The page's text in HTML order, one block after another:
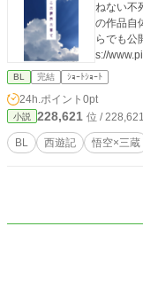
ねない不
の作品自
らでも公
s://
BL 完結 ｼｮｰﾄｼｮｰﾄ
24h.ポイント 0pt
小説 228,621 位 /
BL 西遊記 悟空×三蔵